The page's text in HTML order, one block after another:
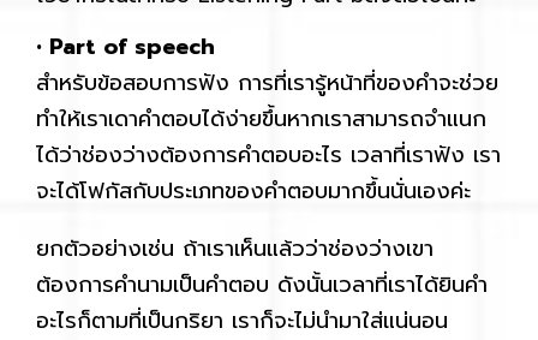
• Part of speech
สำหรับข้อสอบการฟัง การที่เรารู้หน้าที่ของคำจะช่วย
ทำให้เราเดาคำตอบได้ง่ายขึ้นหากเราสามารถจำแนก
ได้ว่าช่องว่างต้องการคำตอบอะไร เวลาที่เราฟัง เรา
จะได้โฟกัสกับประเภทของคำตอบมากขึ้นนั่นเองค่ะ
ยกตัวอย่างเช่น ถ้าเราเห็นแล้วว่าช่องว่างเขา
ต้องการคำนามเป็นคำตอบ ดังนั้นเวลาที่เราได้ยินคำ
อะไรก็ตามที่เป็นกริยา เราก็จะไม่นำมาใส่แน่นอน